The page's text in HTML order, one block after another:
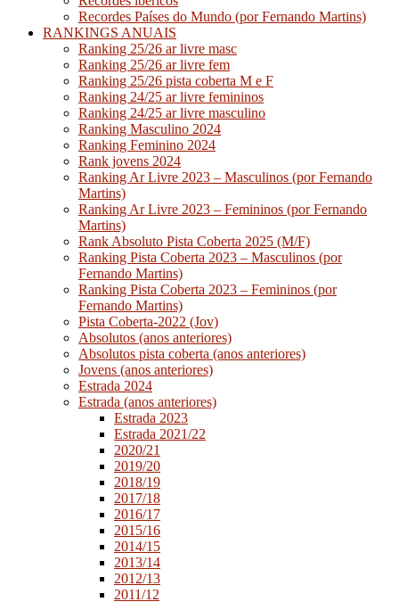
Recordes Países do Mundo (por Fernando Martins)
RANKINGS ANUAIS
Ranking 25/26 ar livre masc
Ranking 25/26 ar livre fem
Ranking 25/26 pista coberta M e F
Ranking 24/25 ar livre femininos
Ranking 24/25 ar livre masculino
Ranking Masculino 2024
Ranking Feminino 2024
Rank jovens 2024
Ranking Ar Livre 2023 – Masculinos (por Fernando
Martins)
Ranking Ar Livre 2023 – Femininos (por Fernando
Martins)
Rank Absoluto Pista Coberta 2025 (M/F)
Ranking Pista Coberta 2023 – Masculinos (por
Fernando Martins)
Ranking Pista Coberta 2023 – Femininos (por
Fernando Martins)
Pista Coberta-2022 (Jov)
Absolutos (anos anteriores)
Absolutos pista coberta (anos anteriores)
Jovens (anos anteriores)
Estrada 2024
Estrada (anos anteriores)
Estrada 2023
Estrada 2021/22
2020/21
2019/20
2018/19
2017/18
2016/17
2015/16
2014/15
2013/14
2012/13
2011/12